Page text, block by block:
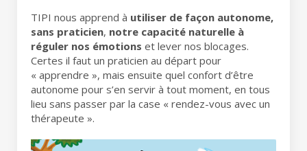
TIPI nous apprend à utiliser de façon autonome,
sans praticien, notre capacité naturelle à
réguler nos émotions et lever nos blocages.
Certes il faut un praticien au départ pour
« apprendre », mais ensuite quel confort d’être
autonome pour s’en servir à tout moment, en tous
lieu sans passer par la case « rendez-vous avec un
thérapeute ».